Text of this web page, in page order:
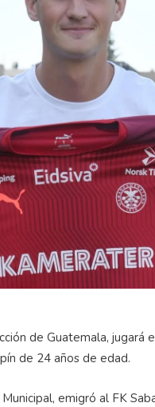
de Guatemala, jugará
de 24 años de edad.
emigró al FK